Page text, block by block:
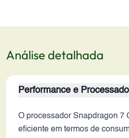
Análise detalhada
Performance e
O processador Snapdragon 7
eficiente em termos de